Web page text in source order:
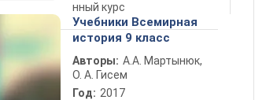
нный курс
Учебники Всемирная
история 9 класс
Авторы: А.А. Мартынюк,
О. А. Гисем
Год: 2017